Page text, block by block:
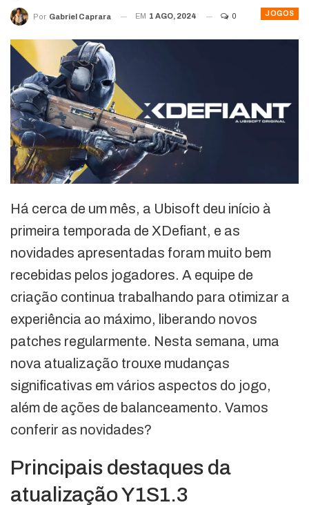
JOGOS
Por Gabriel Caprara EM 1 AGO, 2024 0
Há cerca de um mês, a Ubisoft deu início à
primeira temporada de XDefiant, e as
novidades apresentadas foram muito bem
recebidas pelos jogadores. A equipe de
criação continua trabalhando para otimizar a
experiência ao máximo, liberando novos
patches regularmente. Nesta semana, uma
nova atualização trouxe mudanças
significativas em vários aspectos do jogo,
além de ações de balanceamento. Vamos
conferir as novidades?
Principais destaques da
atualização Y1S1.3